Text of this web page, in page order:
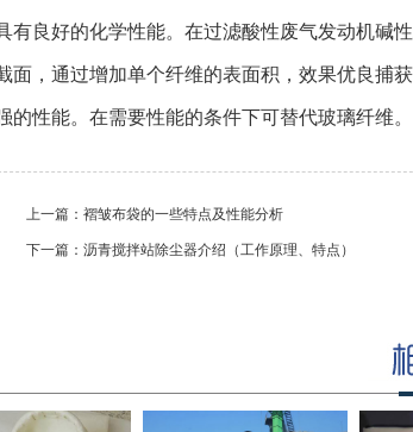
有良好的化学性能。在过滤酸性废气发动机碱
面，通过增加单个纤维的表面积，效果优良捕
的性能。在需要性能的条件下可替代玻璃纤维。
上一篇： 褶皱布袋的一些特点及性能分析
下一篇： 沥青搅拌站除尘器介绍（工作原理、特点）